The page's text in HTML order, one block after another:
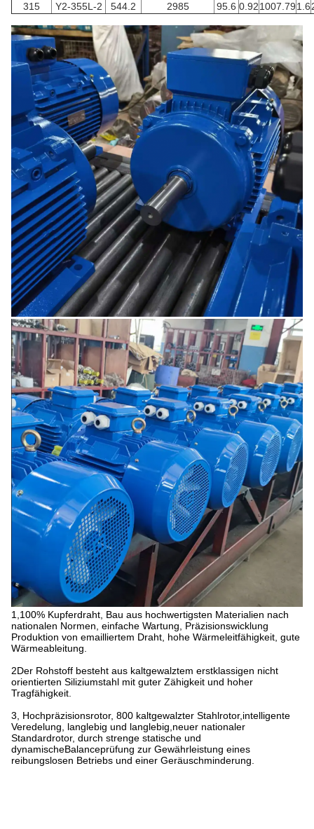
315
Y2-355L-2 544.2 2985 95.6 0.921007.791.6
1,100% Kupferdraht, Bau aus hochwertigsten Materialien nach
nationalen Normen, einfache Wartung, Präzisionswicklung
Produktion von emailliertem Draht, hohe Wärmeleitfähigkeit, gute
Wärmeableitung.
2Der Rohstoff besteht aus kaltgewalztem erstklassigen nicht
orientierten Siliziumstahl mit guter Zähigkeit und hoher
Tragfähigkeit.
3, Hochpräzisionsrotor, 800 kaltgewalzter Stahlrotor,intelligente
Veredelung, langlebig und langlebig,neuer nationaler
Standardrotor, durch strenge statische und
dynamischeBalanceprüfung zur Gewährleistung eines
reibungslosen Betriebs und einer Geräuschminderung.